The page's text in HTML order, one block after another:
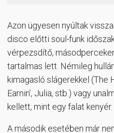
Azon ügyesen nyúltak
disco előtti soul-funk
vérpezsdítő,
tartalmas lett. Némileg
kimagasló slágerekkel (The
Earnin’, Julia, stb.) vagy
kellett, mint egy falat kenyér.
A második esetében már